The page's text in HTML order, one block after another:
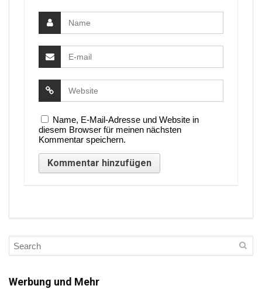
Name, E-Mail-Adresse und Website in
diesem Browser für meinen nächsten
Kommentar speichern.
Werbung und Mehr